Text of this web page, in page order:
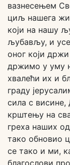
вазнесењем
циљ нашега
који на нашу
љубављу, и
оног који
држимо у уму
хвалећи их и
граду
сила с
крштењу на
греха наших
тако обновио
се тако и ми,